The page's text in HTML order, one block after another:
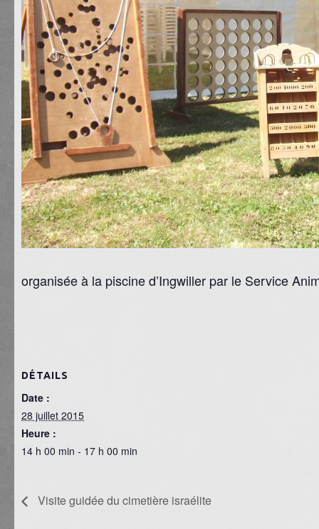
organisée à la piscine d’Ingwiller par le Service
DÉTAILS
Date :
28 juillet 2015
Heure :
14 h 00 min - 17 h 00 min
Visite guidée du cimetière israélite